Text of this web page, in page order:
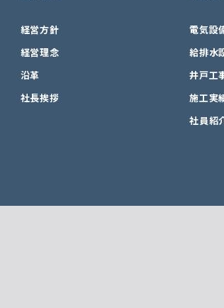
経営方針
経営理念
沿革
社長挨拶
電気設
給排水
井戸工
施工実
社員紹